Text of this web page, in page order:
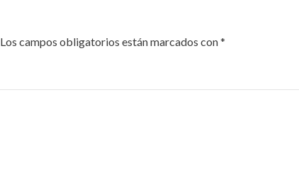
Los campos obligatorios están marcados con*